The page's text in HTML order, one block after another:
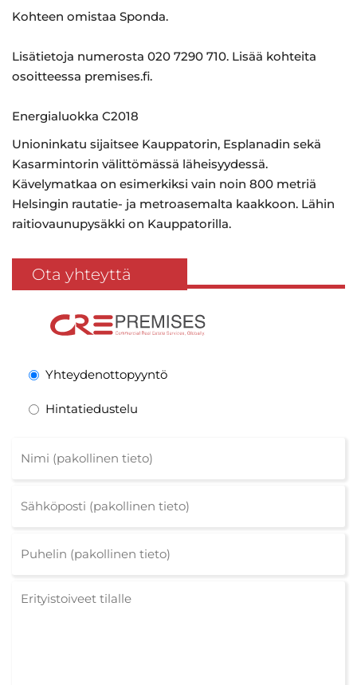
Kohteen omistaa Sponda.
Lisätietoja numerosta 020 7290 710. Lisää kohteita
osoitteessa premises.fi.
Energialuokka C2018
Unioninkatu sijaitsee Kauppatorin, Esplanadin sekä
Kasarmintorin välittömässä läheisyydessä.
Kävelymatkaa on esimerkiksi vain noin 800 metriä
Helsingin rautatie- ja metroasemalta kaakkoon. Lähin
raitiovaunupysäkki on Kauppatorilla.
Ota yhteyttä
Yhteydenottopyyntö
Hintatiedustelu